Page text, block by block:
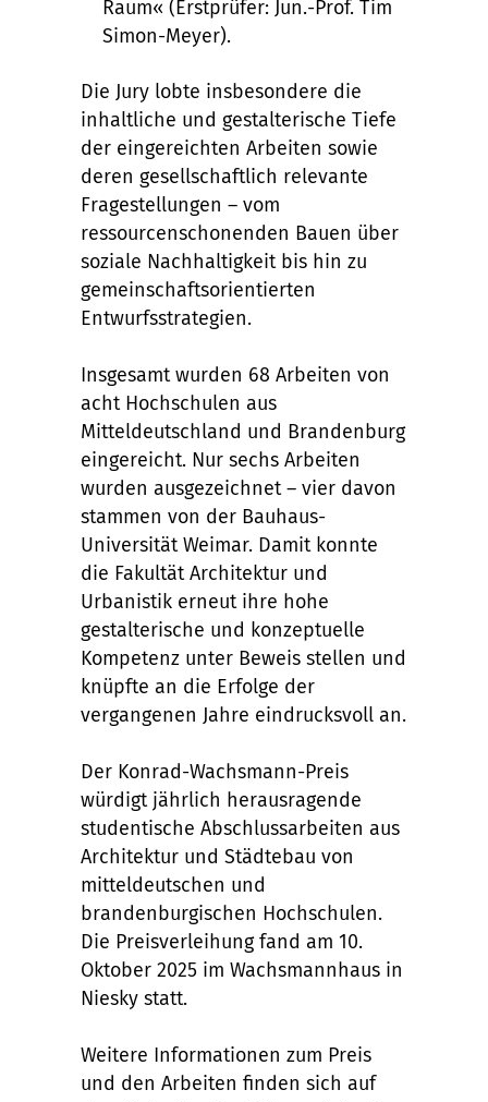
Raum« (Erstprüfer: Jun.-Prof. Tim
Simon-Meyer).
Die Jury lobte insbesondere die
inhaltliche und gestalterische Tiefe
der eingereichten Arbeiten sowie
deren gesellschaftlich relevante
Fragestellungen – vom
ressourcenschonenden Bauen über
soziale Nachhaltigkeit bis hin zu
gemeinschaftsorientierten
Entwurfsstrategien.
Insgesamt wurden 68 Arbeiten von
acht Hochschulen aus
Mitteldeutschland und Brandenburg
eingereicht. Nur sechs Arbeiten
wurden ausgezeichnet – vier davon
stammen von der Bauhaus-
Universität Weimar. Damit konnte
die Fakultät Architektur und
Urbanistik erneut ihre hohe
gestalterische und konzeptuelle
Kompetenz unter Beweis stellen und
knüpfte an die Erfolge der
vergangenen Jahre eindrucksvoll an.
Der Konrad-Wachsmann-Preis
würdigt jährlich herausragende
studentische Abschlussarbeiten aus
Architektur und Städtebau von
mitteldeutschen und
brandenburgischen Hochschulen.
Die Preisverleihung fand am 10.
Oktober 2025 im Wachsmannhaus in
Niesky statt.
Weitere Informationen zum Preis
und den Arbeiten finden sich auf